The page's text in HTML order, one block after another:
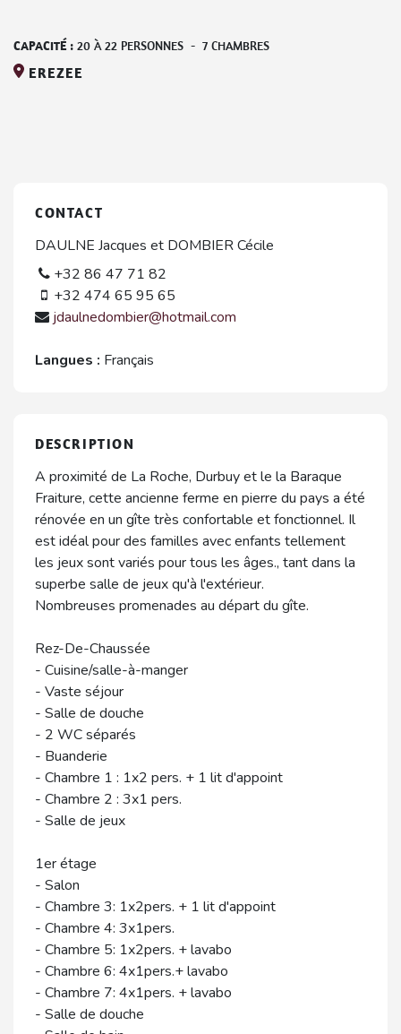
CAPACITÉ : 20 À22 PERSONNES - 7 CHAMBRES
EREZEE
CONTACT
DAULNE Jacques et DOMBIER Cécile
+32 86 47 71 82
+32 474 65 95 65
jdaulnedombier@hotmail.com
Langues : Français
DESCRIPTION
A proximité de La Roche, Durbuy et le la Baraque
Fraiture, cette ancienne ferme en pierre du pays a été
rénovée en un gîte très confortable et fonctionnel. Il
est idéal pour des familles avec enfants tellement
les jeux sont variés pour tous les âges., tant dans la
superbe salle de jeux qu'à l'extérieur.
Nombreuses promenades au départ du gîte.
Rez-De-Chaussée
- Cuisine/salle-à-manger
- Vaste séjour
- Salle de douche
- 2 WC séparés
- Buanderie
- Chambre 1 : 1x2 pers. + 1 lit d'appoint
- Chambre 2 : 3x1 pers.
- Salle de jeux
1er étage
- Salon
- Chambre 3: 1x2pers. + 1 lit d'appoint
- Chambre 4: 3x1pers.
- Chambre 5: 1x2pers. + lavabo
- Chambre 6: 4x1pers.+ lavabo
- Chambre 7: 4x1pers. + lavabo
- Salle de douche